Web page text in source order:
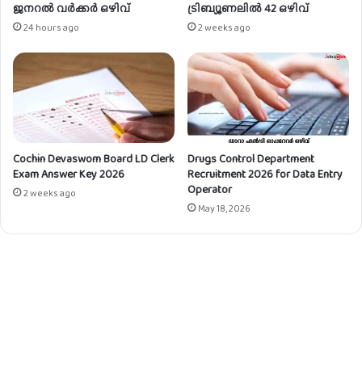
നം
ഒ
ഴി
ക
ൾ
ജനറൽ വർക്കർ ഒഴിവ്
24 hours ago
ട്രിബ്യൂണലിൽ 42 ഒഴിവ്
2 weeks ago
Cochin Devaswom Board LD Clerk
Exam Answer Key 2026
2 weeks ago
Drugs Control Department
Recruitment 2026 for Data Entry
Operator
May 18, 2026